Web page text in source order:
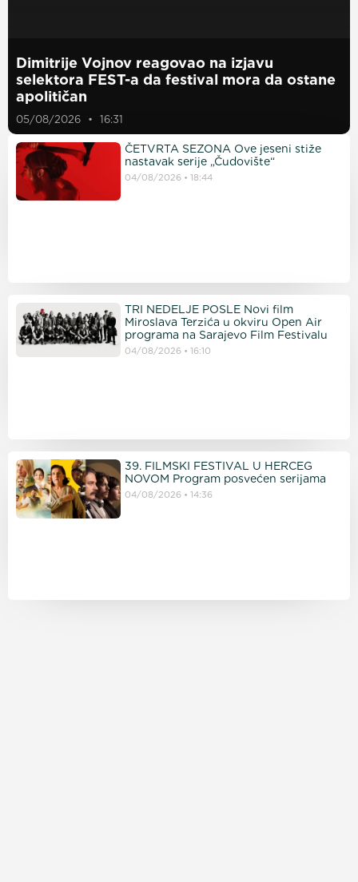
Dimitrije Vojnov reagovao na izjavu
selektora FEST-a da festival mora da ostane
apolitičan
05/08/2026 16:31
ČETVRTA SEZONA Ove jeseni stiže
nastavak serije „Čudovište“
04/08/2026 18:44
TRI NEDELJE POSLE Novi film
Miroslava Terzića u okviru Open Air
programa na Sarajevo Film Festivalu
04/08/2026 16:10
39. FILMSKI FESTIVAL U HERCEG
NOVOM Program posvećen serijama
04/08/2026 14:36